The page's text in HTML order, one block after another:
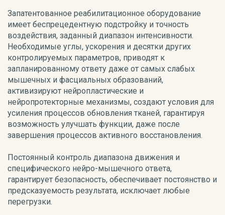
Запатентованное реабилитационное оборудование
имеет беспрецедентную подстройку и точность
воздействия, заданный диапазон интенсивности.
Необходимые углы, ускорения и десятки других
контролируемых параметров, приводят к
запланированному ответу даже от самых слабых
мышечных и фасциальных образований,
активизируют нейропластические и
нейропротекторные механизмы, создают условия для
усиления процессов обновления тканей, гарантируя
возможность улучшать функции, даже после
завершения процессов активного восстановления.
Постоянный контроль диапазона движения и
специфического нейро-мышечного ответа,
гарантирует безопасность, обеспечивает постоянство и
предсказуемость результата, исключает любые
перегрузки.